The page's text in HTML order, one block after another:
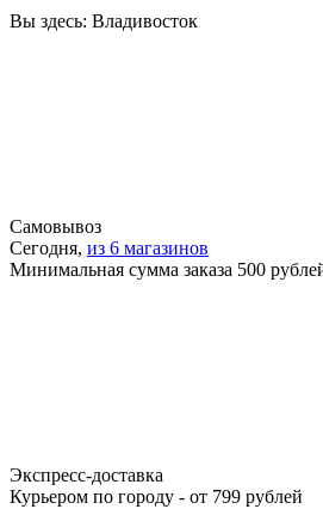
Вы здесь: Владивосток
Самовывоз
Сегодня, из 6 магазинов
Минимальная сумма заказа 500
Экспресс-доставка
Курьером по городу - от 799 рублей